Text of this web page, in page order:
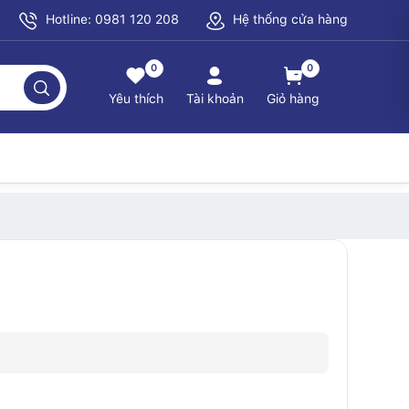
Hotline: 0981 120 208 Hệ thống cửa hàng
0
Yêu thích Tài khoản
0
Giỏ hàng